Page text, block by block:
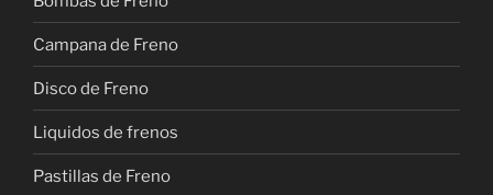
Campana de Freno
Disco de Freno
Liquidos de frenos
Pastillas de Freno